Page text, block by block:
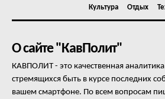
Культура
Отдых
О сайте "КавПолит"
КАВПОЛИТ - это качественная
стремящихся быть в курсе последних
вашем смартфоне. По всем вопросам